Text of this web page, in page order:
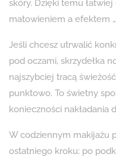
skóry. Dzięki temu
matowieniem a efektem
Jeśli chcesz utrwalić
pod oczami, skrzydełka
najszybciej tracą
punktowo. To świetny
konieczności nakładania
W codziennym makijażu
ostatniego kroku: po